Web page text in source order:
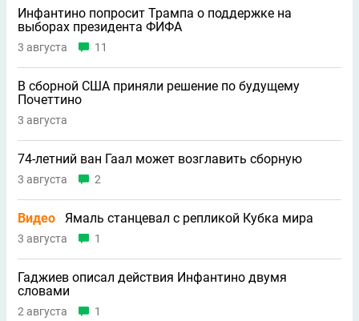
Инфантино попросит Трампа о поддержке на
выборах президента ФИФА
3 августа 11
В сборной США приняли решение по будущему
Почеттино
3 августа
74-летний ван Гаал может возглавить сборную
3 августа 2
Видео Ямаль станцевал с репликой Кубка мира
3 августа 1
Гаджиев описал действия Инфантино двумя
словами
2 августа 1